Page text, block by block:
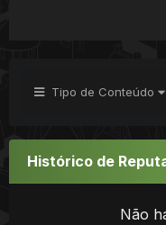
Tipo de Conteúdo
Histórico de
Não